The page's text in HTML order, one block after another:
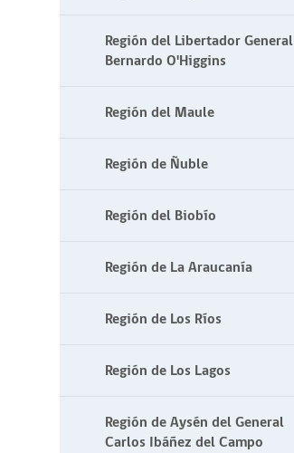
Región del Libertador General
Bernardo O'Higgins
Región del Maule
Región de Ñuble
Región del Biobío
Región de La Araucanía
Región de Los Ríos
Región de Los Lagos
Región de Aysén del General
Carlos Ibáñez del Campo